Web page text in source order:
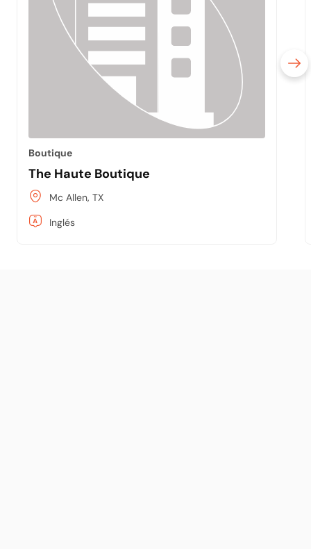
Boutique
The Haute Boutique
Mc Allen, TX
Inglés